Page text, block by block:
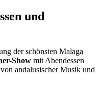
und
der schönsten Malaga
Show mit Abendessen
andalusischer Musik und